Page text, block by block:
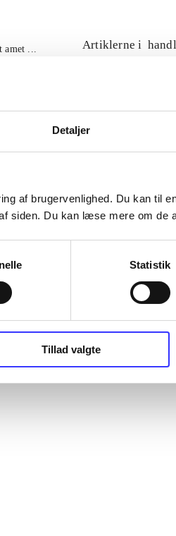
Detaljer
af brugervenlighed. Du kan til
siden. Du kan læse mere om de
Statistik
Tillad valgte
amet ...
Artiklerne i